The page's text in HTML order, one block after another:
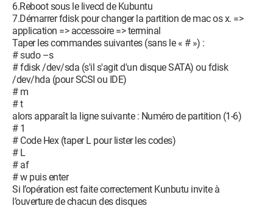
6.Reboot sous le livecd de Kubuntu
7.Démarrer fdisk pour changer la partition de mac os x. =>
application => accessoire => terminal
Taper les commandes suivantes (sans le « # ») :
# sudo –s
# fdisk /dev/sda (s'il s'agit d'un disque SATA) ou fdisk
/dev/hda (pour SCSI ou IDE)
# m
# t
alors apparaît la ligne suivante : Numéro de partition (1-6)
# 1
# Code Hex (taper L pour lister les codes)
# L
# af
# w puis enter
Si l’opération est faite correctement Kunbutu invite à
l’ouverture de chacun des disques